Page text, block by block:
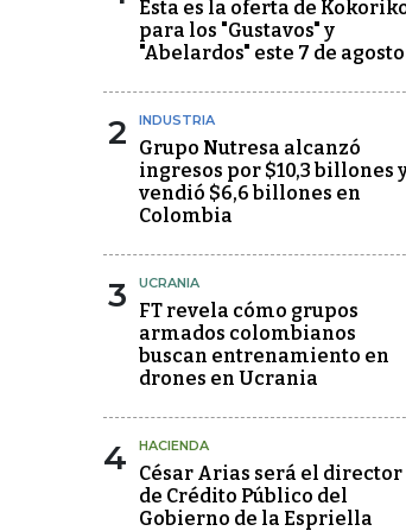
Esta es la oferta de
para los "Gustavos" y
"Abelardos" este 7 de agosto
2 INDUSTRIA
Grupo Nutresa alcanzó
ingresos por $10,3 billones
vendió $6,6 billones en
Colombia
3 UCRANIA
FT revela cómo grupos
armados colombianos
buscan entrenamiento en
drones en Ucrania
4 HACIENDA
César Arias será el director
de Crédito Público del
Gobierno de la Espriella